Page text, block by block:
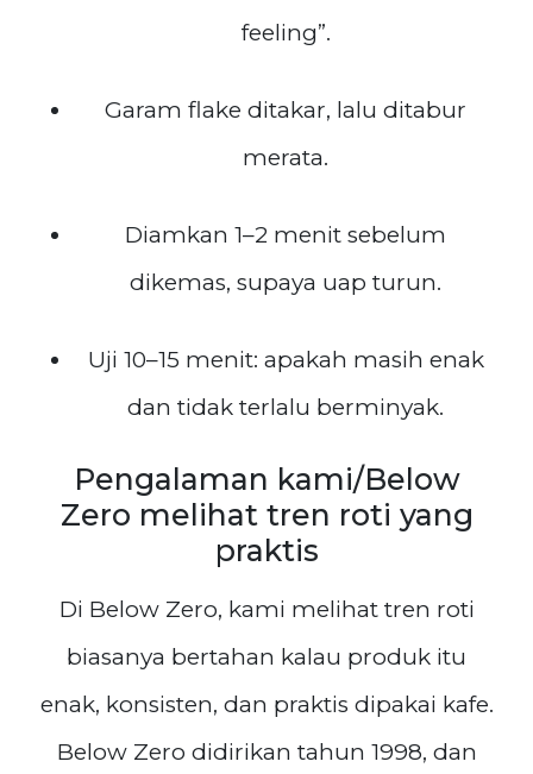
feeling”.
Garam flake ditakar, lalu ditabur
merata.
Diamkan 1–2 menit sebelum
dikemas, supaya uap turun.
Uji 10–15 menit: apakah masih enak
dan tidak terlalu berminyak.
Pengalaman kami/Below
Zero melihat tren roti yang
praktis
Di Below Zero, kami melihat tren roti
biasanya bertahan kalau produk itu
enak, konsisten, dan praktis dipakai kafe.
Below Zero didirikan tahun 1998, dan